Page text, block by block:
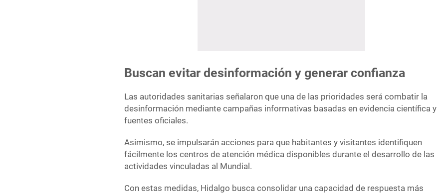
Buscan evitar desinformación y generar confianza
Las autoridades sanitarias señalaron que una de las prioridades será combatir la
desinformación mediante campañas informativas basadas en evidencia científica y
fuentes oficiales.
Asimismo, se impulsarán acciones para que habitantes y visitantes identifiquen
fácilmente los centros de atención médica disponibles durante el desarrollo de las
actividades vinculadas al Mundial.
Con estas medidas, Hidalgo busca consolidar una capacidad de respuesta más